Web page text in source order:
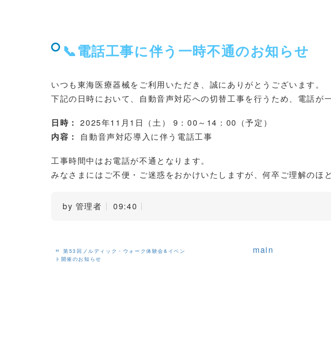
📞電話工事に伴う一時不通のお知らせ
いつも東海医療器械をご利用いただき、誠にありがとうございます。
下記の日時において、自動音声対応への切替工事を行うため、電話が
日時： 2025年11月1日（土） 9：00～14：00（予定）
内容：
自動音声対応導入に伴う電話工事
工事時間中はお電話が不通となります。
みなさまにはご不便・ご迷惑をおかけいたしますが、何卒ご理解のほ
by 管理者 09:40
«第53回ノルディック・ウォーク体験会&イベン
ト開催のお知らせ
main